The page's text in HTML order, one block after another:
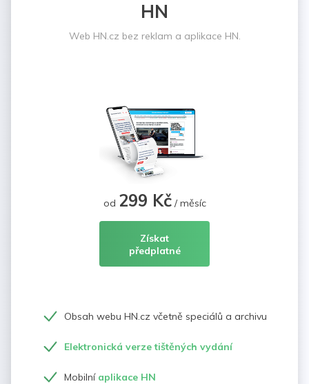
HN
Web HN.cz bez reklam a aplikace HN.
od 299 Kč/ měsíc
Získat
předplatné
Obsah webu HN.cz včetně speciálů a archivu
Elektronická verze tištěných vydání
Mobilní aplikace HN